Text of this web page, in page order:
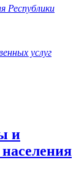
Республики
услуг
и